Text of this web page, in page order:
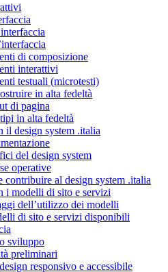
di composizione
interattivi
testuali (microtesti)
in alta fedeltà
di pagina
in alta fedeltà
il design system .italia
del design system
operative
contribuire al design system .italia
i modelli di sito e servizi
dell’utilizzo dei modelli
di sito e servizi disponibili
sviluppo
preliminari
responsivo e accessibile